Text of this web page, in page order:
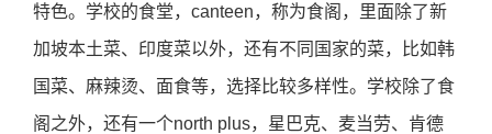
特色。学校的食堂，canteen，称为食阁，里面除了新
加坡本土菜、印度菜以外，还有不同国家的菜，比如韩
国菜、麻辣烫、面食等，选择比较多样性。学校除了食
阁之外，还有一个north plus，星巴克、麦当劳、肯德